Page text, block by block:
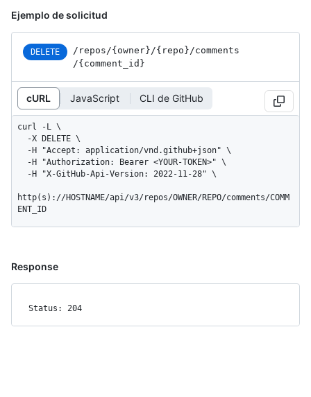
Ejemplo de solicitud
DELETE /repos /{owner} /{repo} /comments
/{comment_ id}
cURL JavaScript CLI de GitHub
curl -L \
http(s)://HOSTNAME/api/v3/repos/OWNER/REPO/comments/COMM
ENT_ID
Response
Status: 204